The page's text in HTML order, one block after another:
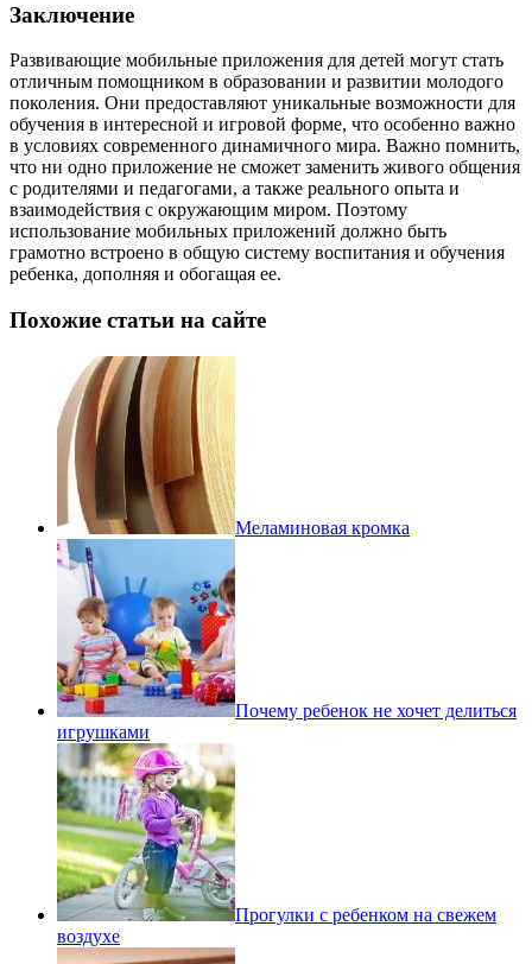
Заключение
Развивающие мобильные приложения для детей могут стать
отличным помощником в образовании и развитии молодого
поколения. Они предоставляют уникальные возможности для
обучения в интересной и игровой форме, что особенно важно
в условиях современного динамичного мира. Важно помнить,
что ни одно приложение не сможет заменить живого общения
с родителями и педагогами, а также реального опыта и
взаимодействия с окружающим миром. Поэтому
использование мобильных приложений должно быть
грамотно встроено в общую систему воспитания и обучения
ребенка, дополняя и обогащая ее.
Похожие статьи на сайте
Меламиновая кромка
Почему ребенок не хочет делиться
игрушками
Прогулки с ребенком на свежем
воздухе